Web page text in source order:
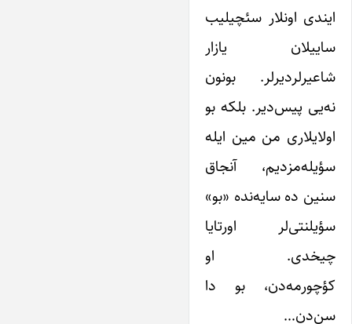
ایندی اونلار سئچیلیب
ساییلان یازار
شاعیرلردیرلر. بونون
نه‌یی پیس‌دیر. بلکه بو
اولایلاری من مین ایله
سؤیله‌مزدیم، آنجاق
سنین ده سایه‌نده «بو»
سؤیلنتی‌لر اورتایا
چیخدی. او
کؤچورمه‌دن، بو دا
سن‌دن…